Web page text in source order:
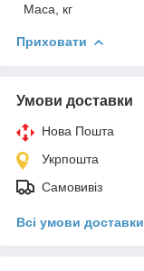
Маса, кг
Приховати
Умови доставки
Нова Пошта
Укрпошта
Самовивіз
Всі умови доставки